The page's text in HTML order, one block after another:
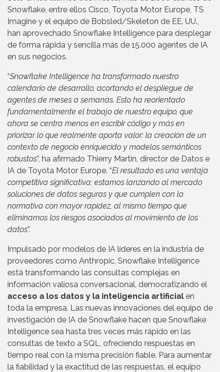
Snowflake, entre ellos Cisco, Toyota Motor Europe, TS
Imagine y el equipo de Bobsled/Skeleton de EE. UU.,
han aprovechado Snowflake Intelligence para desplegar
de forma rápida y sencilla más de 15.000 agentes de IA
en sus negocios.
“Snowflake Intelligence ha transformado nuestro
calendario de desarrollo, acortando el despliegue de
agentes de meses a semanas. Esto ha reorientado
fundamentalmente el trabajo de nuestro equipo, que
ahora se centra menos en escribir código y más en
priorizar lo que realmente aporta valor: la creación de un
contexto de negocio enriquecido y modelos semánticos
robustos”, ha afirmado Thierry Martin, director de Datos e
IA de Toyota Motor Europe. “El resultado es una ventaja
competitiva significativa: estamos lanzando al mercado
soluciones de datos seguras y que cumplen con la
normativa con mayor rapidez, al mismo tiempo que
eliminamos los riesgos asociados al movimiento de los
datos”.
Impulsado por modelos de IA líderes en la industria de
proveedores como Anthropic, Snowflake Intelligence
está transformando las consultas complejas en
información valiosa conversacional, democratizando el
acceso a los datos y la inteligencia artificial en
toda la empresa. Las nuevas innovaciones del equipo de
investigación de IA de Snowflake hacen que Snowflake
Intelligence sea hasta tres veces más rápido en las
consultas de texto a SQL, ofreciendo respuestas en
tiempo real con la misma precisión fiable. Para aumentar
la fiabilidad y la exactitud de las respuestas, el equipo